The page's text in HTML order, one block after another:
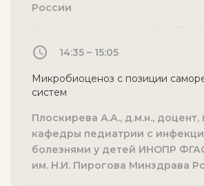
России
14:35 – 15:05
Микробиоценоз с позиции
систем
Плоскирева А.А., д.м.н.,
кафедры педиатрии с
болезнями у детей ИНОПР
им. Н.И. Пирогова Минздрава